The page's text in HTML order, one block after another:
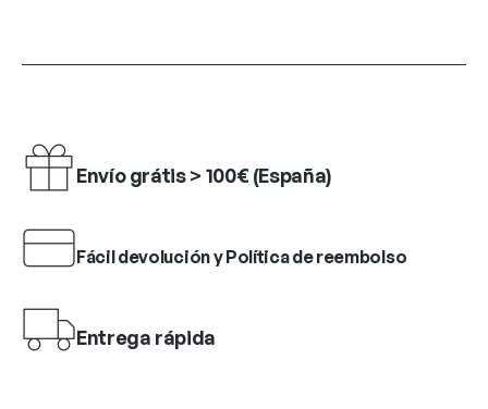
Envío grátis > 100€ (España)
Fácil devolución y Política de reembolso
Entrega rápida